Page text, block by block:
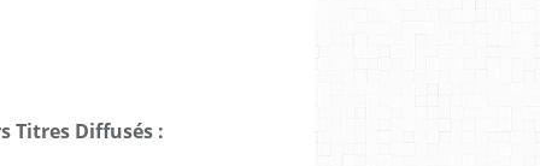
Titres Diffusés :